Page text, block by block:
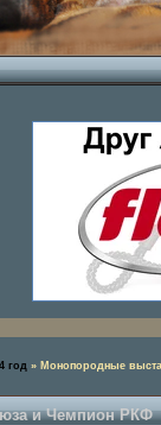
год » Монопородные
и Чемпион РКФ